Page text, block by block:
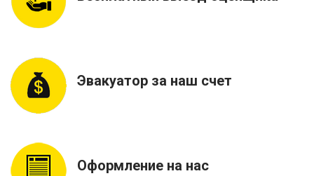
Эвакуатор за наш счет
Оформление на нас